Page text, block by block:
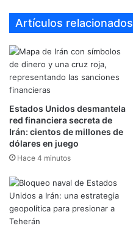
Artículos relacionados
Estados Unidos desmantela
red financiera secreta de
Irán: cientos de millones de
dólares en juego
Hace 4 minutos